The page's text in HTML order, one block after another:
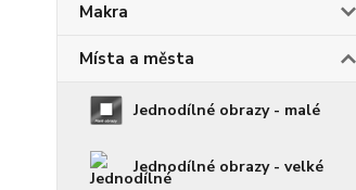
Makra
Místa a města
Jednodílné obrazy - malé
Jednodílné obrazy - velké